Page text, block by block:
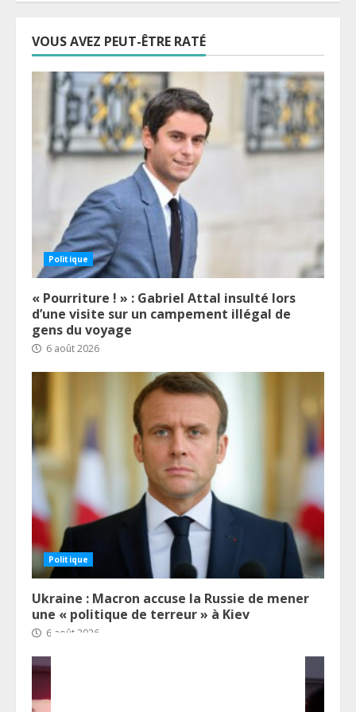
VOUS AVEZ PEUT-ÊTRE RATÉ
Politique
« Pourriture ! » : Gabriel Attal insulté lors
d’une visite sur un campement illégal de
gens du voyage
6 août 2026
Politique
Ukraine : Macron accuse la Russie de mener
une « politique de terreur » à Kiev
6 août 2026